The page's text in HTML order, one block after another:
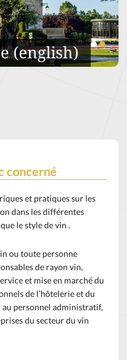
(english)
concerné
et pratiques sur les
dans les différentes
le style de vin .
ou toute personne
de rayon vin,
et mise en marché du
l’hôtelerie et du
personnel administratif,
du secteur du vin